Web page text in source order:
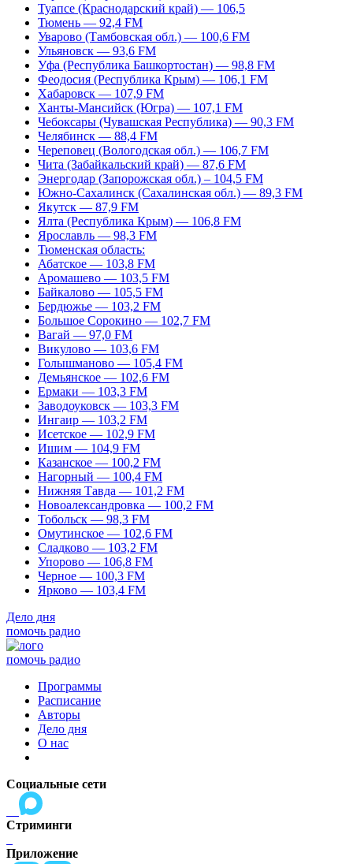
Туапсе (Краснодарский край) — 106,5
Тюмень — 92,4 FM
Уварово (Тамбовская обл.) — 100,6 FM
Ульяновск — 93,6 FM
Уфа (Республика Башкортостан) — 98,8 FM
Феодосия (Республика Крым) — 106,1 FM
Хабаровск — 107,9 FM
Ханты-Мансийск (Югра) — 107,1 FM
Чебоксары (Чувашская Республика) — 90,3 FM
Челябинск — 88,4 FM
Череповец (Вологодская обл.) — 106,7 FM
Чита (Забайкальский край) — 87,6 FM
Энергодар (Запорожская обл.) – 104,5 FM
Южно-Сахалинск (Сахалинская обл.) — 89,3 FM
Якутск — 87,9 FM
Ялта (Республика Крым) — 106,8 FM
Ярославль — 98,3 FM
Тюменская область:
Абатское — 103,8 FM
Аромашево — 103,5 FM
Байкалово — 105,5 FM
Бердюжье — 103,2 FM
Большое Сорокино — 102,7 FM
Вагай — 97,0 FM
Викулово — 103,6 FM
Голышманово — 105,4 FM
Демьянское — 102,6 FM
Ермаки — 103,3 FM
Заводоуковск — 103,3 FM
Ингаир — 103,2 FM
Исетское — 102,9 FM
Ишим — 104,9 FM
Казанское — 100,2 FM
Нагорный — 100,4 FM
Нижняя Тавда — 101,2 FM
Новоалександровка — 100,2 FM
Тобольск — 98,3 FM
Омутинское — 102,6 FM
Сладково — 103,2 FM
Упорово — 106,8 FM
Черное — 100,3 FM
Ярково — 103,4 FM
Дело дня
помочь радио
помочь радио
Программы
Расписание
Авторы
Дело дня
О нас
Социальные сети
Стриминги
Приложение